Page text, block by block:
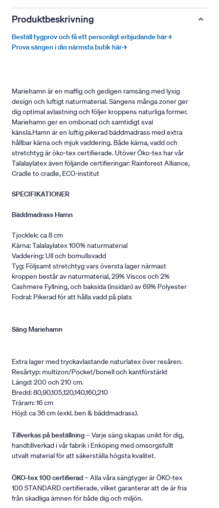
Produktbeskrivning
Beställ tygprov och få ett personligt erbjudande här→
Prova sängen i din närmsta butik här→
Mariehamn är en maffig och gedigen ramsäng med lyxig
design och luftigt naturmaterial. Sängens många zoner ger
dig optimal avlastning och följer kroppens naturliga former.
Mariehamn ger en ombonad och samtidigt sval
känsla.Hamn är en luftig pikerad bäddmadrass med extra
hållbar kärna och mjuk vaddering. Både kärna, vadd och
stretchtyg är öko-tex certifierade. Utöver Öko-tex har vår
Talalaylatex även följande certifieringar: Rainforest Alliance,
Cradle to cradle, ECO-institut
SPECIFIKATIONER
Bäddmadrass Hamn
Tjocklek: ca 8 cm
Kärna: Talalaylatex 100% naturmaterial
Vaddering: Ull och bomullsvadd
Tyg: Följsamt stretchtyg vars översta lager närmast
kroppen består av naturmaterial, 29% Viscos och 2%
Cashmere Fyllning, och baksida (insidan) av 69% Polyester
Fodral: Pikerad för att hålla vadd på plats
Säng Mariehamn
Extra lager med tryckavlastande naturlatex över resåren.
Resårtyp: multizon/Pocket/bonell och kantförstärkt
Längd: 200 och 210 cm.
Bredd: 80,90,105,120,140,160,210
Träram: 16 cm
Höjd: ca 36 cm (exkl. ben & bäddmadrass).
Tillverkas på beställning– Varje säng skapas unikt för dig,
handtillverkad i vår fabrik i Enköping med omsorgsfullt
utvalt material för att säkerställa högsta kvalitet.
ÖKO-tex 100 certifierad– Alla våra sängtyger är ÖKO-tex
100 STANDARD certifierade, vilket garanterar att de är fria
från skadliga ämnen för både dig och miljön.